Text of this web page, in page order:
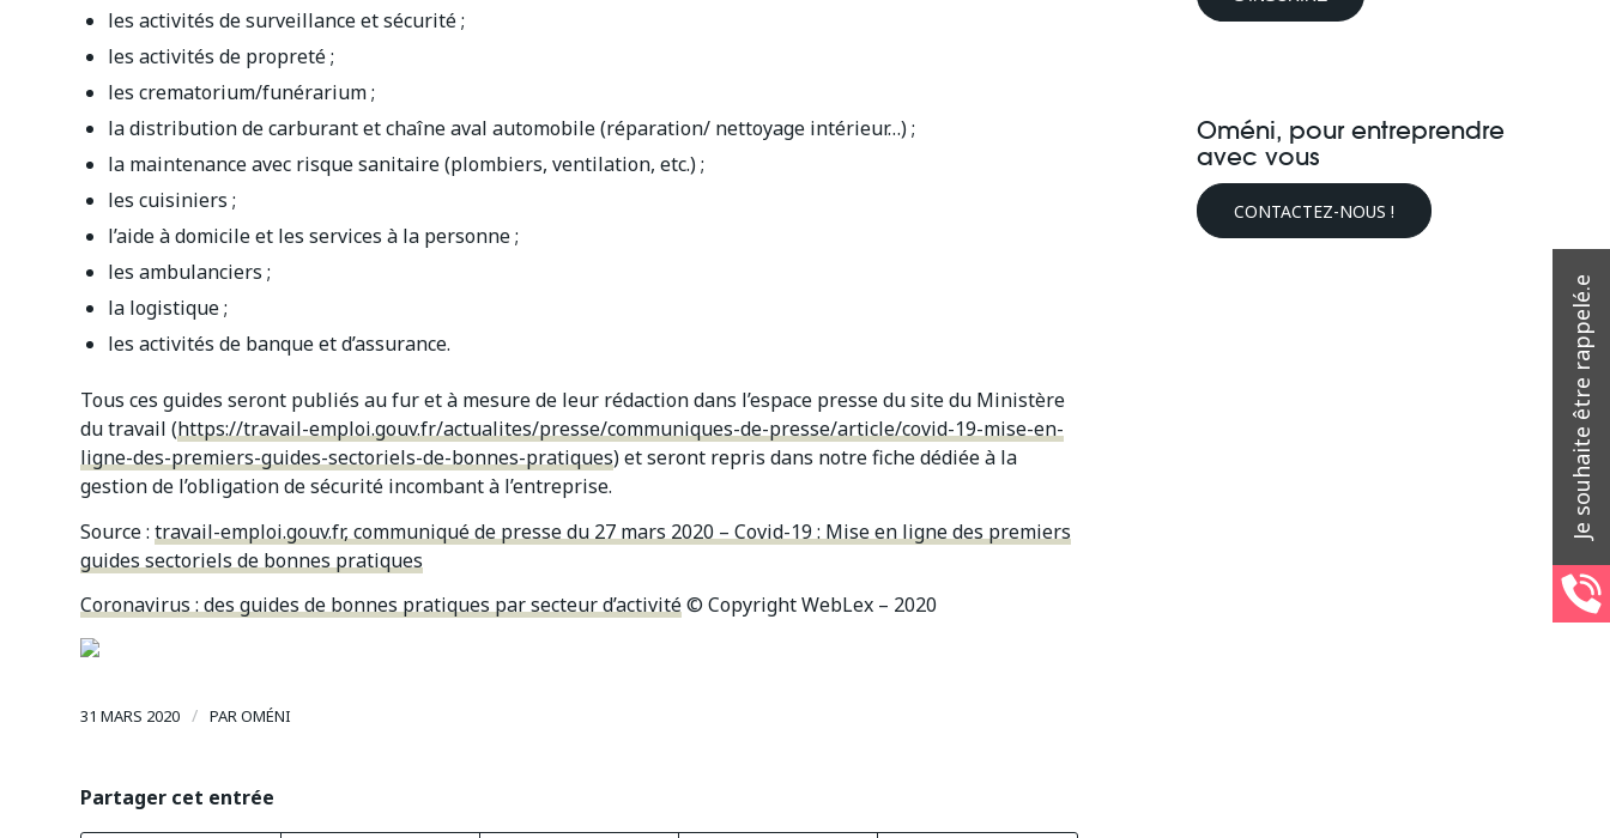
les activités de surveillance et sécurité ;
les activités de propreté ;
les crematorium/funérarium ;
la distribution de carburant et chaîne aval automobile (réparation/ nettoyage intérieur…) ;
la maintenance avec risque sanitaire (plombiers, ventilation, etc.) ;
les cuisiniers ;
l’aide à domicile et les services à la personne ;
les ambulanciers ;
la logistique ;
les activités de banque et d’assurance.
Tous ces guides seront publiés au fur et à mesure de leur rédaction dans l’espace presse du site du Ministère
du travail (https://travail-emploi.gouv.fr/actualites/presse/communiques-de-presse/article/covid-19-mise-en-
ligne-des-premiers-guides-sectoriels-de-bonnes-pratiques) et seront repris dans notre fiche dédiée à la
gestion de l’obligation de sécurité incombant à l’entreprise.
Source : travail-emploi.gouv.fr, communiqué de presse du 27 mars 2020 – Covid-19 : Mise en ligne des premiers
guides sectoriels de bonnes pratiques
Coronavirus : des guides de bonnes pratiques par secteur d’activité© Copyright WebLex – 2020
31 MARS 2020 / PAR OMÉNI
Partager cet entrée
Oméni, pour entreprendre
avec vous
CONTACTEZ-NOUS !